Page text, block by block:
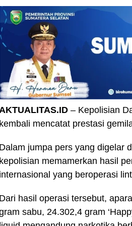
– Kepolisian
kembali mencatat prestasi
Dalam jumpa pers yang digelar
kepolisian memamerkan hasil
internasional yang beroperasi
Dari hasil operasi tersebut,
sabu, 24.302,4 gram